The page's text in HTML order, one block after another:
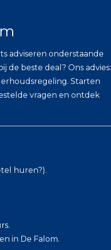
adviseren onderstaande
de beste deal? Ons advies:
Starten
vragen en ontdek
huren?).
in De Falom.